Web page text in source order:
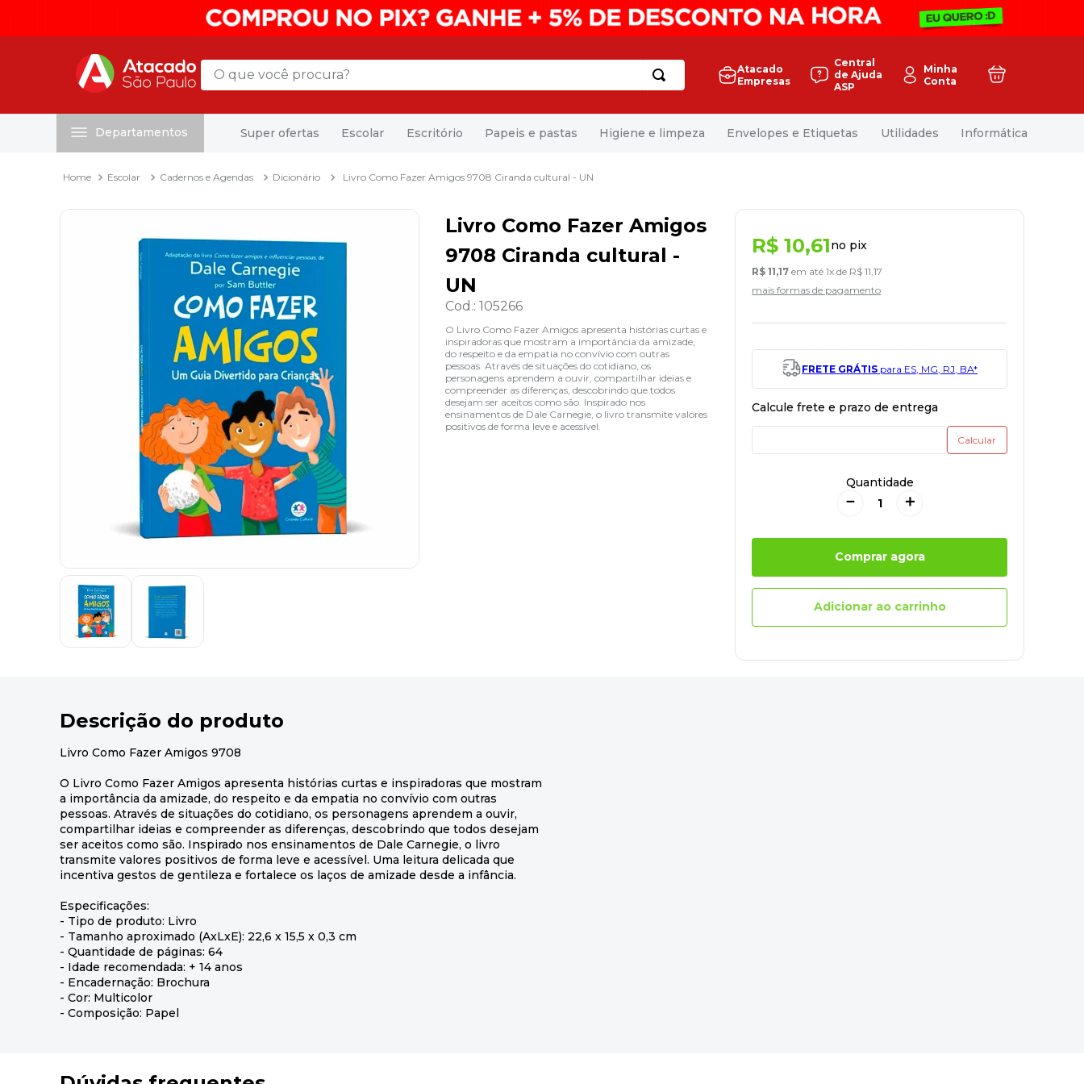
O que você procura?
Atacado
Empresas
Central
de Ajuda
ASP
Minha
Conta
Departamentos Super ofertas Escolar Escritório Papeis e pastas Higiene e limpeza Envelopes e Etiquetas Utilidades Informática
Escolar Cadernos e Agendas Dicionário Livro Como Fazer Amigos 9708 Ciranda cultural - UN
Livro Como Fazer Amigos
9708 Ciranda cultural -
UN
Cod.:105266
O Livro Como Fazer Amigos apresenta histórias curtas e
inspiradoras que mostram a importância da amizade,
do respeito e da empatia no convívio com outras
pessoas. Através de situações do cotidiano, os
personagens aprendem a ouvir, compartilhar ideias e
compreender as diferenças, descobrindo que todos
desejam ser aceitos como são. Inspirado nos
ensinamentos de Dale Carnegie, o livro transmite valores
positivos de forma leve e acessível.
R$ 10,61no pix
R$ 11,17 em até1x de R$ 11 ,17
mais formas de pagamento
FRETE GRÁTIS para ES, MG, RJ, BA*
Quantidade
＋
－
Comprar agora
Adicionar ao carrinho
Descrição do produto
Livro Como Fazer Amigos 9708
O Livro Como Fazer Amigos apresenta histórias curtas e inspiradoras que mostram
a importância da amizade, do respeito e da empatia no convívio com outras
pessoas. Através de situações do cotidiano, os personagens aprendem a ouvir,
compartilhar ideias e compreender as diferenças, descobrindo que todos desejam
ser aceitos como são. Inspirado nos ensinamentos de Dale Carnegie, o livro
transmite valores positivos de forma leve e acessível. Uma leitura delicada que
incentiva gestos de gentileza e fortalece os laços de amizade desde a infância.
Especificações:
- Tipo de produto: Livro
- Tamanho aproximado (AxLxE): 22,6 x 15,5 x 0,3 cm
- Quantidade de páginas: 64
- Idade recomendada: + 14 anos
- Encadernação: Brochura
- Cor: Multicolor
- Composição: Papel
mala